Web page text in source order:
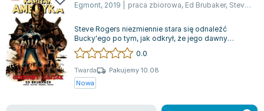
Egmont, 2019 praca zbiorowa, Ed Brubaker, Steve Epting
Steve Rogers niezmiennie stara się odnaleźć
Bucky'ego po tym, jak odkrył, że jego dawny
wojenny towarzysz przetrwał i został, wbre...
0.0
Twarda
Pakujemy 10.08
Nowa